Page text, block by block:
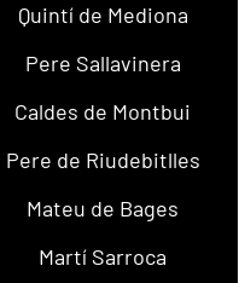
Quintí de Mediona
Pere Sallavinera
Caldes de Montbui
Pere de Riudebitlles
Mateu de Bages
Martí Sarroca